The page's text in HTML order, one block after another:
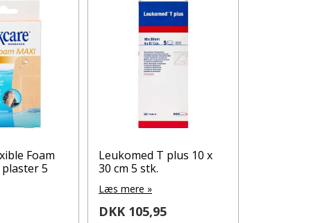
Foam
plaster 5
Leukomed T plus 10 x
30 cm 5 stk.
Læs mere »
DKK 105,95